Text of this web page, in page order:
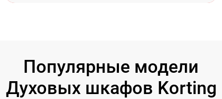
Популярные модели
Духовых шкафов Korting